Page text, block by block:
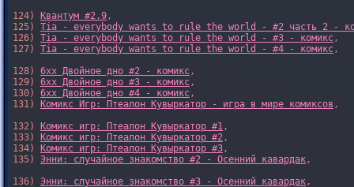
124)
Квантум #2.9,
125) Tia - everybody wants to rule the world - #2 часть 2 -
126) Tia - everybody wants to rule the world - #3 - комикс,
127) Tia - everybody wants to rule the world - #4 - комикс,
128) 6xx Двойное дно #2 - комикс,
129) 6xx Двойное дно #3 - комикс,
130) 6xx Двойное дно #4 - комикс,
131)
Комикс Игр: Птеалон Кувыркатор - игра в мире комиксов ,
132)
Комикс игр: Птеалон Кувыркатор #1,
133)
Комикс игр: Птеалон Кувыркатор #2,
134)
Комикс игр: Птеалон Кувыркатор #3,
135) Энни: случайное знакомство #2 - Осенний кавардак,
136) Энни: случайное знакомство #3 - Осенний кавардак,